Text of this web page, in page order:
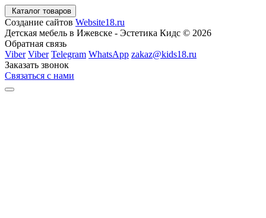
Каталог товаров
Создание сайтов Website18.ru
Детская мебель в Ижевске - Эстетика Кидс © 2026
Обратная связь
Viber Viber Telegram WhatsApp zakaz@kids18.ru
Заказать звонок
Связаться с нами